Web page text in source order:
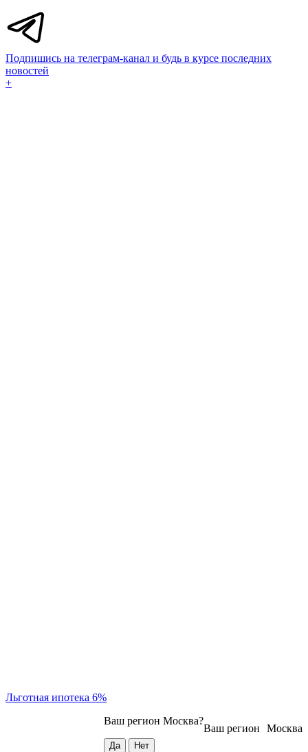
Подпишись на телеграм-канал и будь в курсе последних
новостей
+
Льготная ипотека 6%
Москва
Ваш регион
Ваш регион Москва?